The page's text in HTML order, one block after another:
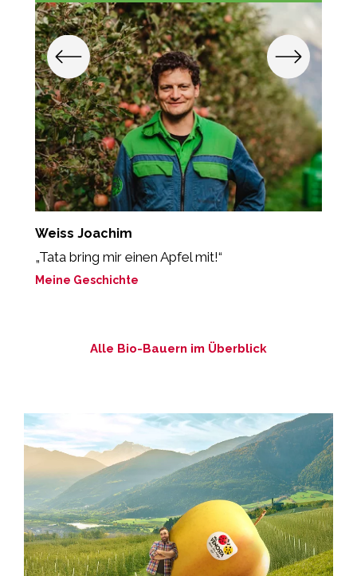
Weiss Joachim
„Tata bring mir einen Apfel mit!“
Meine Geschichte
Alle Bio-Bauern im Überblick